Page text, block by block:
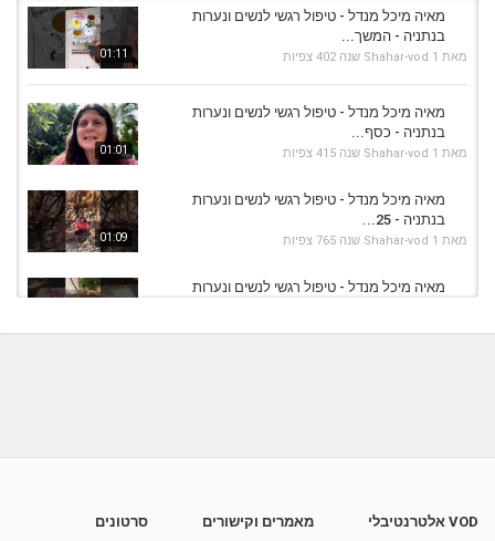
01:11
מאיה מיכל מנדל - טיפול רגשי לנשים ונערות
בנתניה - המשך...
מאת Shahar-vod 1 שנה 402 צפיות
01:01
מאיה מיכל מנדל - טיפול רגשי לנשים ונערות
בנתניה - כסף...
מאת Shahar-vod 1 שנה 415 צפיות
01:09
מאיה מיכל מנדל - טיפול רגשי לנשים ונערות
בנתניה - 25...
מאת Shahar-vod 1 שנה 765 צפיות
מאיה מיכל מנדל - טיפול רגשי לנשים ונערות
VOD אלטרנטיבלי מאמרים וקישורים סרטונים